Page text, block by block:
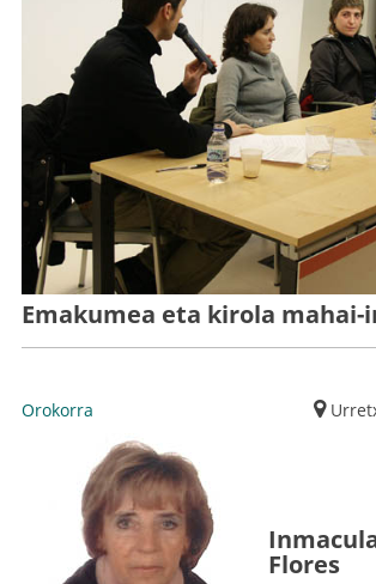
Emakumea eta kirola mahai-
Orokorra
Flores